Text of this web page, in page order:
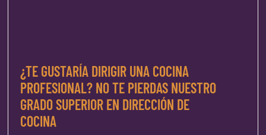
¿TE GUSTARÍA DIRIGIR UNA COCINA
PROFESIONAL? NO TE PIERDAS NUESTRO
GRADO SUPERIOR EN DIRECCIÓN DE
COCINA